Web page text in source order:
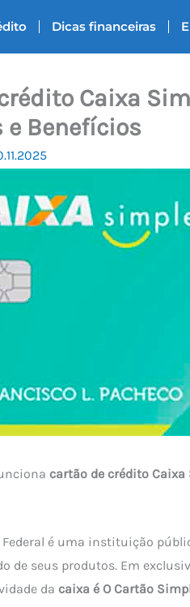
Dicas financeiras
Caixa
e Benefícios
cartão de crédito Caixa
Federal é uma instituição
de seus produtos. Em
da caixa é O Cartão